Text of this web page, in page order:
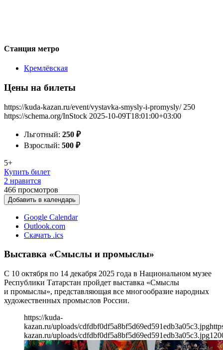
Станция метро
Кремлёвская
Цены на билеты
https://kuda-kazan.ru/event/vystavka-smysly-i-promysly/ 250
https://schema.org/InStock 2025-10-09T18:01:00+03:00
Льготный: 250 ₽
Взрослый: 500 ₽
5+
Купить билет
2 нравится
466 просмотров
Добавить в календарь
Google Calendar
Outlook.com
Скачать .ics
Выставка «Смыслы и промыслы»
С 10 октября по 14 декабря 2025 года в Национальном музее
Республики Татарстан пройдет выставка «Смыслы
и промыслы», представляющая все многообразие народных
художественных промыслов России.
https://kuda-
kazan.ru/uploads/cdfdbf0df5a8bf5d69ed591edb3a05c3.jpg
kazan.ru/uploads/cdfdbf0df5a8bf5d69ed591edb3a05c3.jpg